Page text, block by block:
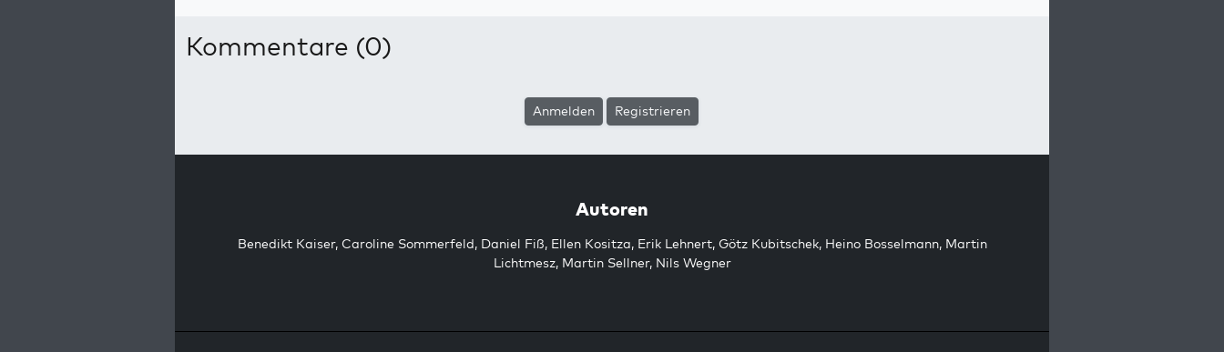
Kommentare (0)
Anmelden Registrieren
Autoren
Benedikt Kaiser, Caroline Sommerfeld, Daniel Fiß, Ellen Kositza, Erik Lehnert, Götz Kubitschek, Heino Bosselmann, Martin
Lichtmesz, Martin Sellner, Nils Wegner